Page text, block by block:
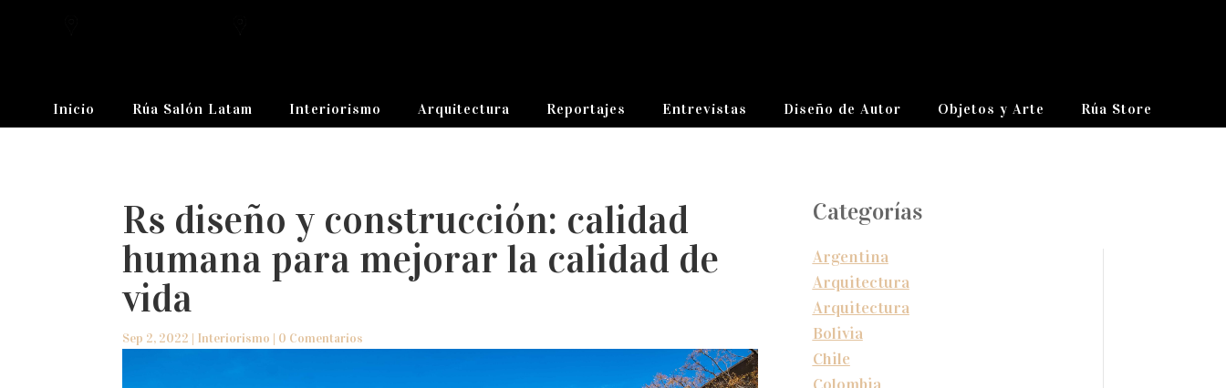
Inicio Rúa Salón Latam Interiorismo Arquitectura Reportajes Entrevistas Diseño de Autor Objetos y Arte Rúa Store
Rs diseño y construcción: calidad
humana para mejorar la calidad de
vida
Sep 2, 2022 | Interiorismo | 0 Comentarios
Categorías
Argentina
Arquitectura
Arquitectura
Bolivia
Chile